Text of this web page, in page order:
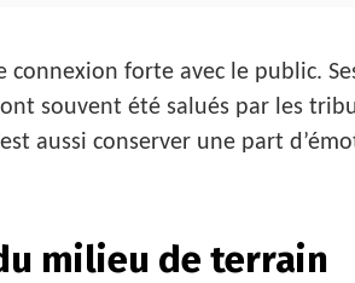
forte avec le public.
souvent été salués par les
aussi conserver une part
milieu de terrain